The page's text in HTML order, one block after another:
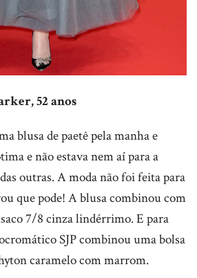
52 anos
blusa de paetê pela manha e
e não estava nem aí para a
outras. A moda não foi feita para
que pode! A blusa combinou com
7/8 cinza lindérrimo. E para
SJP combinou uma bolsa
caramelo com marrom.